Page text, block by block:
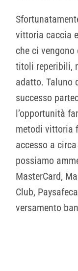
vittoria caccia
che ci
titoli reperibili,
adatto. Taluno
successo
l’opportunità
metodi vittoria
accesso a
possiamo
MasterCard,
Club,
versamento